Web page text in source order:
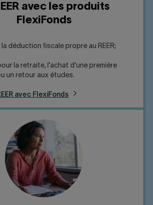
avec les produits
FlexiFonds
déduction fiscale propre au REER;
la retraite, l'achat d'une première
un retour aux études.
avec FlexiFonds